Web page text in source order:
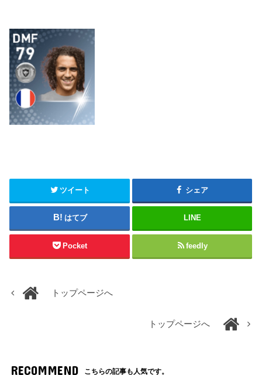
ツイート シェア
はてブ LINE
Pocket feedly
トップページへ
トップページへ
RECOMMEND こちらの記事も人気です。